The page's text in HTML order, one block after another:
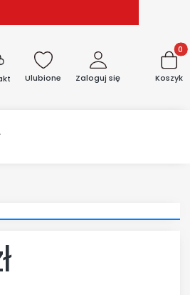
Ulubione Zaloguj się Koszyk